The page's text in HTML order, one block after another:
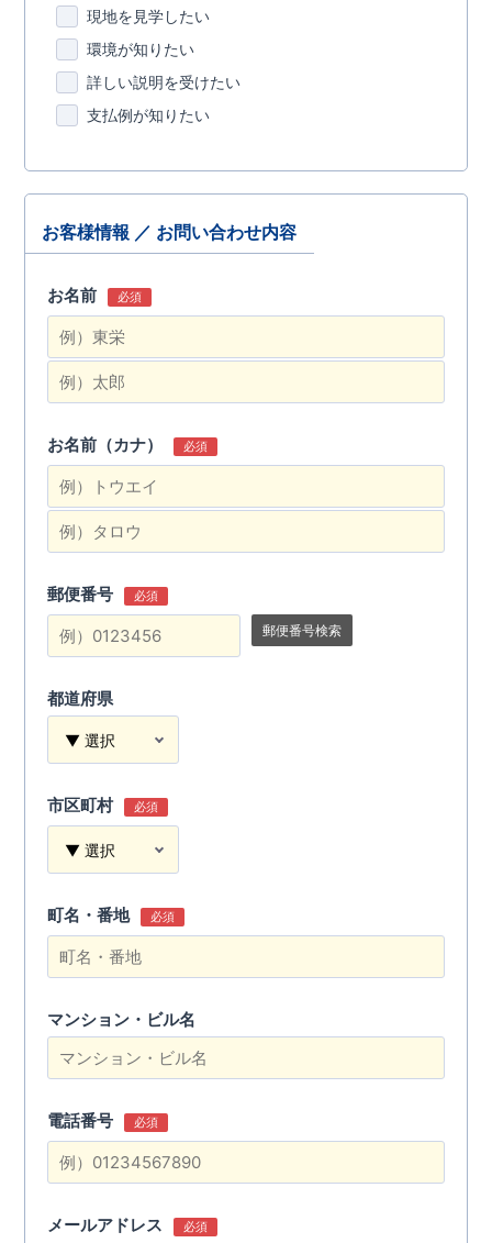
現地を見学したい
環境が知りたい
詳しい説明を受けたい
支払例が知りたい
お客様情報 ／ お問い合わせ内容
お名前 必須
お名前（カナ） 必須
郵便番号 必須
郵便番号検索
都道府県
市区町村 必須
町名・番地 必須
マンション・ビル名
電話番号 必須
メールアドレス 必須